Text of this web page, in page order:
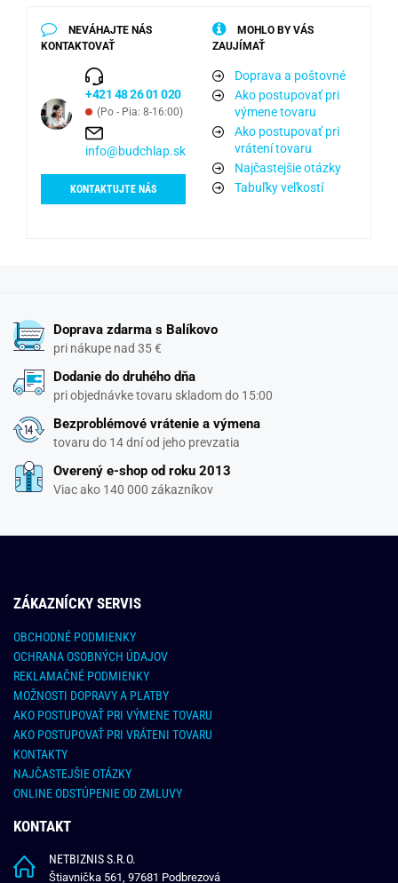
NEVÁHAJTE NÁS
KONTAKTOVAŤ
+421 48 26 01 020
(Po - Pia: 8-16:00)
info@budchlap.sk
KONTAKTUJTE NÁS
MOHLO BY VÁS
ZAUJÍMAŤ
Doprava a poštovné
Ako postupovať pri
výmene tovaru
Ako postupovať pri
vrátení tovaru
Najčastejšie otázky
Tabuľky veľkostí
Doprava zdarma s Balíkovo
pri nákupe nad 35 €
Dodanie do druhého dňa
pri objednávke tovaru skladom do 15:00
Bezproblémové vrátenie a výmena
tovaru do 14 dní od jeho prevzatia
Overený e-shop od roku 2013
Viac ako 140 000 zákazníkov
ZÁKAZNÍCKY SERVIS
OBCHODNÉ PODMIENKY
OCHRANA OSOBNÝCH ÚDAJOV
REKLAMAČNÉ PODMIENKY
MOŽNOSTI DOPRAVY A PLATBY
AKO POSTUPOVAŤ PRI VÝMENE TOVARU
AKO POSTUPOVAŤ PRI VRÁTENI TOVARU
KONTAKTY
NAJČASTEJŠIE OTÁZKY
ONLINE ODSTÚPENIE OD ZMLUVY
KONTAKT
NETBIZNIS S.R.O.
Štiavnička 561, 97681 Podbrezová